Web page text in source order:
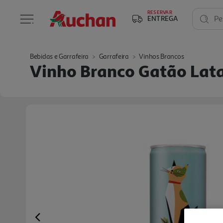
RESERVAR
ENTREGA
Bebidas e Garrafeira Garrafeira Vinhos Brancos
Vinho Branco Gatão